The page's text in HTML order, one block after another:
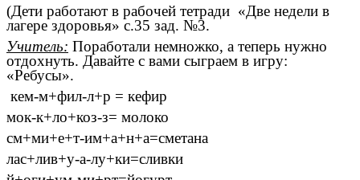
(Дети работают в рабочей тетради «Две недели в
лагере здоровья» с.35 зад. №3.
Учитель: Поработали немножко, а теперь нужно
отдохнуть. Давайте с вами сыграем в игру:
«Ребусы».
кем-м+фил-л+р = кефир
мок-к+ло+коз-з= молоко
см+ми+е+т-им+а+н+а=сметана
лас+лив+у-а-лу+ки=сливки